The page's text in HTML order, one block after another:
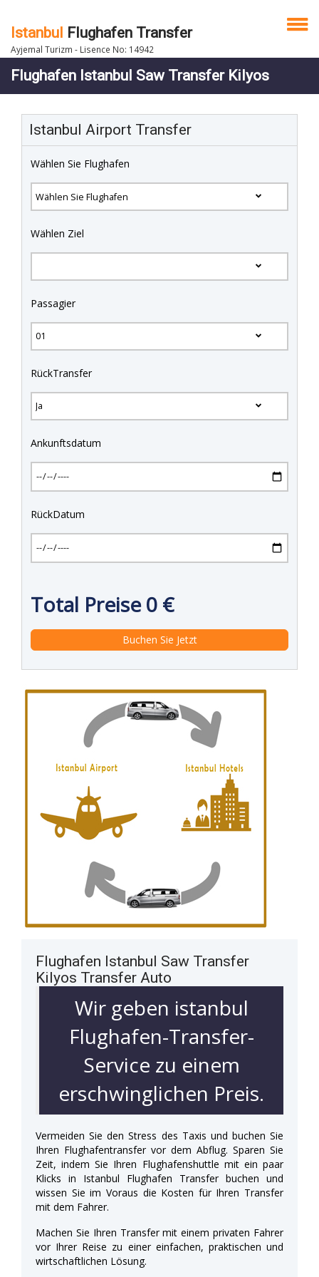
Istanbul Flughafen Transfer
Ayjemal Turizm - Lisence No: 14942
Flughafen Istanbul Saw Transfer Kilyos
Istanbul Airport Transfer
Wählen Sie Flughafen
Wählen Ziel
Passagier
RückTransfer
Ankunftsdatum
RückDatum
Total Preise0 €
Flughafen Istanbul Saw Transfer
Kilyos Transfer Auto
Wir geben istanbul
Flughafen-Transfer-
Service zu einem
erschwinglichen Preis.
Vermeiden Sie den Stress des Taxis und buchen Sie
Ihren Flughafentransfer vor dem Abflug. Sparen Sie
Zeit, indem Sie Ihren Flughafenshuttle mit ein paar
Klicks in Istanbul Flughafen Transfer buchen und
wissen Sie im Voraus die Kosten für Ihren Transfer
mit dem Fahrer.
Machen Sie Ihren Transfer mit einem privaten Fahrer
vor Ihrer Reise zu einer einfachen, praktischen und
wirtschaftlichen Lösung.